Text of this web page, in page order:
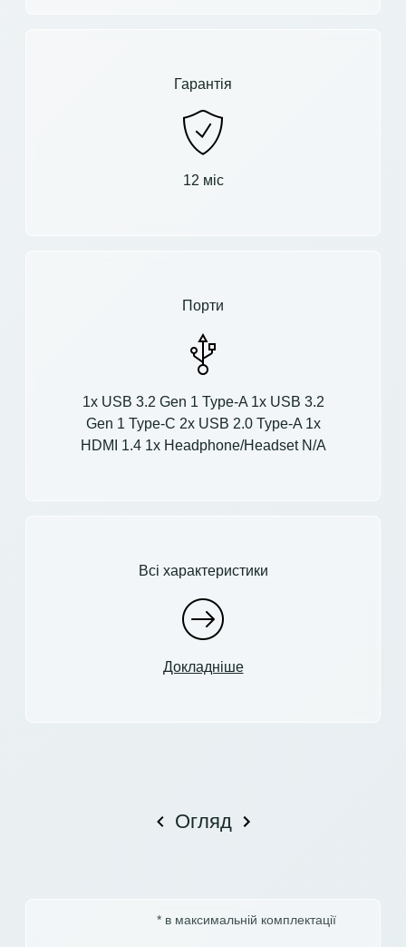
Гарантія
12 міс
Порти
1x USB 3.2 Gen 1 Type-A 1x USB 3.2
Gen 1 Type-C 2x USB 2.0 Type-A 1x
HDMI 1.4 1x Headphone/Headset N/A
Всі характеристики
Докладніше
Огляд
* в максимальній комплектації